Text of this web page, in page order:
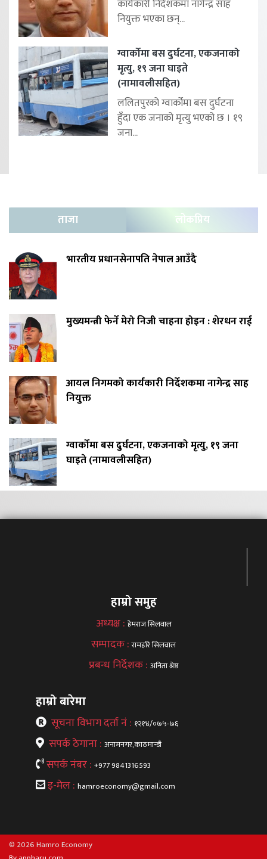
कार्यकारी निर्देशकमा नागेन्द्र साह
नियुक्त भएका छन्...
ग्वार्कोमा बस दुर्घटना, एकजनाको
मृत्यु, १९ जना घाइते
(नामावलीसहित)
ललितपुरको ग्वार्कोमा बस दुर्घटना
हुँदा एक जनाको मृत्यु भएको छ । १९
जना...
ताजा लोकप्रिय
भारतीय प्रधानसेनापति नेपाल आउँदै
मुख्यमन्त्री फेर्ने मेरो निजी चाहना होइन : शेरधन राई
आयल निगमको कार्यकारी निर्देशकमा नागेन्द्र साह
नियुक्त
ग्वार्कोमा बस दुर्घटना, एकजनाको मृत्यु, १९ जना
घाइते (नामावलीसहित)
हाम्रो समुह
अध्यक्ष : हेमराज सिलवाल
सम्पादक :रामहरि सिलवाल
प्रबन्ध निर्देशक : अनिता श्रेष्ठ
हाम्रो बारेमा
सूचना विभाग दर्ता नं : १२१४/०७५-७६
सपर्क ठेगाना : अनामनगर,काठमान्डौ
सपर्क नंबर : +977 9841316593
इ-मेल : hamroeconomy@gmail.com
© 2026 Hamro Economy